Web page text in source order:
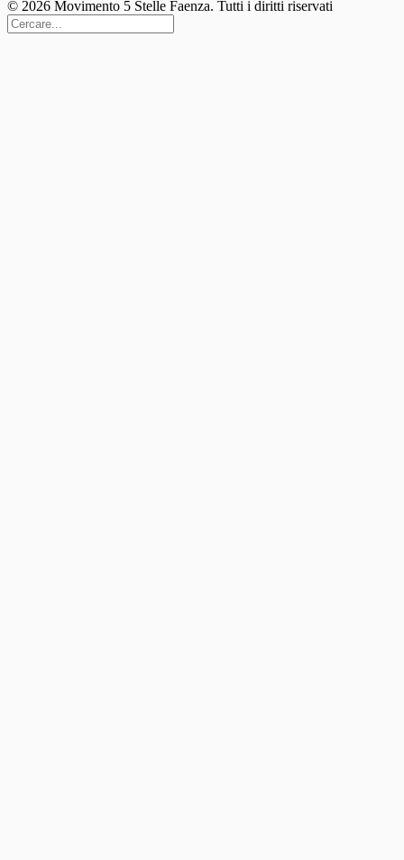
© 2026 Movimento 5 Stelle Faenza. Tutti i diritti riservati